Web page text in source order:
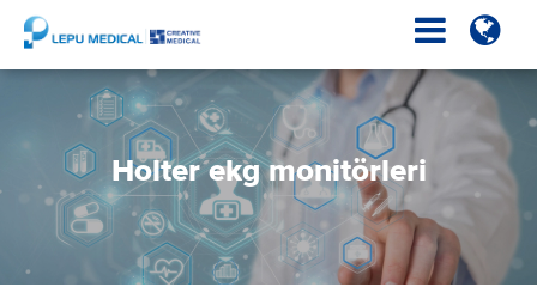
Holter ekg monitörleri